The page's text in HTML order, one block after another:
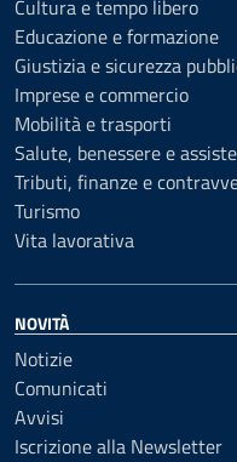
Cultura e tempo libero
Educazione e formazione
Giustizia e sicurezza
Imprese e commercio
Mobilità e trasporti
Salute, benessere e
Tributi, finanze e
Turismo
Vita lavorativa
NOVITÀ
Notizie
Comunicati
Avvisi
Iscrizione alla Newsletter